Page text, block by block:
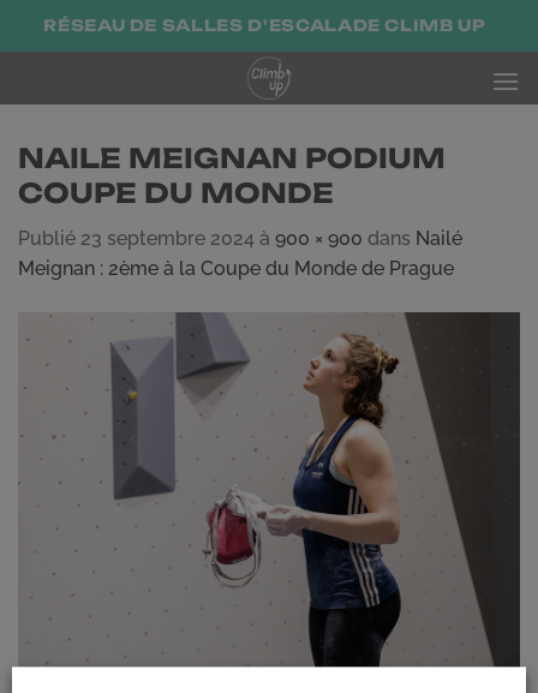
PasserRÉSEAU DE SALLES D'ESCALADE CLIMB UP
NAILE MEIGNAN PODIUM
COUPE DU MONDE
Publié 23 septembre 2024 à 900 × 900 dans Nailé
Meignan : 2ème à la Coupe du Monde de Prague